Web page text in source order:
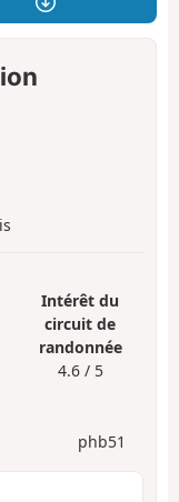
Intérêt du
circuit de
randonnée
4.6 / 5
phb51